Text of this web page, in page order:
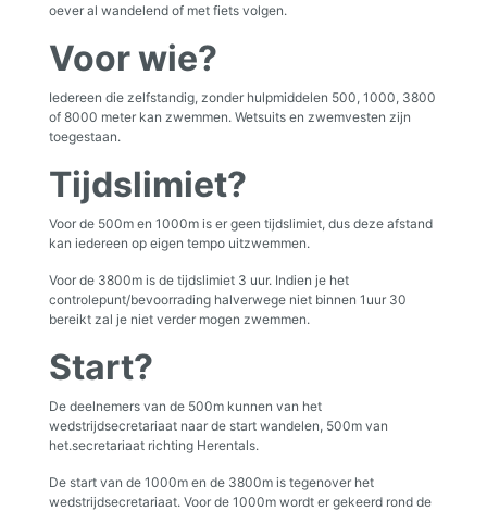
oever al wandelend of met fiets volgen.
Voor wie?
Iedereen die zelfstandig, zonder hulpmiddelen 500, 1000, 3800
of 8000 meter kan zwemmen. Wetsuits en zwemvesten zijn
toegestaan.
Tijdslimiet?
Voor de 500m en 1000m is er geen tijdslimiet, dus deze afstand
kan iedereen op eigen tempo uitzwemmen.
Voor de 3800m is de tijdslimiet 3 uur. Indien je het
controlepunt/bevoorrading halverwege niet binnen 1uur 30
bereikt zal je niet verder mogen zwemmen.
Start?
De deelnemers van de 500m kunnen van het
wedstrijdsecretariaat naar de start wandelen, 500m van
het.secretariaat richting Herentals.
De start van de 1000m en de 3800m is tegenover het
wedstrijdsecretariaat. Voor de 1000m wordt er gekeerd rond de